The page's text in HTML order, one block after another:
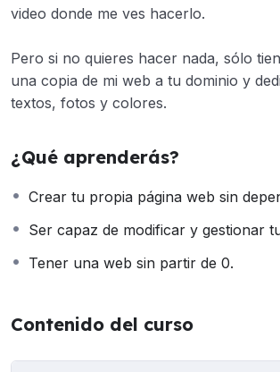
video donde me ves hacerlo.
Pero si no quieres hacer nada, sólo
una copia de mi web a tu dominio y
textos, fotos y colores.
¿Qué aprenderás?
Crear tu propia página web sin
Ser capaz de modificar y gestionar
Tener una web sin partir de 0.
Contenido del curso